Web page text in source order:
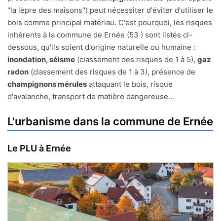
"la lèpre des maisons") peut nécessiter d'éviter d'utiliser le
bois comme principal matériau. C'est pourquoi, les risques
inhérents à la commune de Ernée (53 ) sont listés ci-
dessous, qu'ils soient d'origine naturelle ou humaine :
inondation, séisme (classement des risques de 1 à 5), gaz
radon (classement des risques de 1 à 3), présence de
champignons mérules attaquant le bois, risque
d'avalanche, transport de matière dangereuse...
L'urbanisme dans la commune de Ernée
Le PLU à Ernée